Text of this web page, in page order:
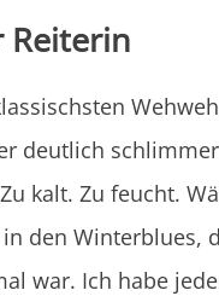
Reiterin
deutlich
kalt. Zu feucht.
den
war. Ich habe